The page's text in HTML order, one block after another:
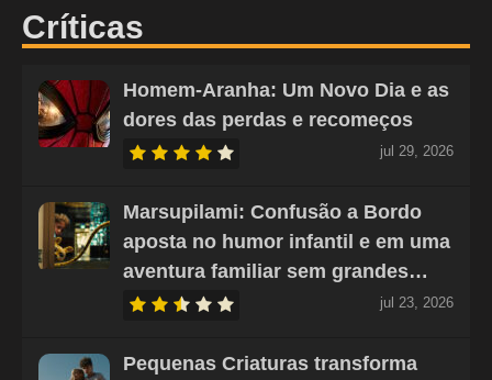
Críticas
Homem-Aranha: Um Novo Dia e as
dores das perdas e recomeços
jul 29, 2026
Marsupilami: Confusão a Bordo
aposta no humor infantil e em uma
aventura familiar sem grandes…
jul 23, 2026
Pequenas Criaturas transforma